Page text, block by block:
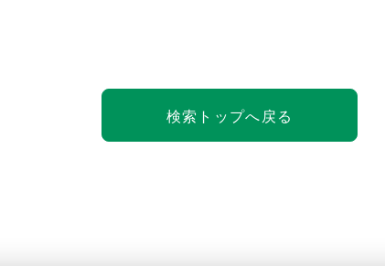
検索トップへ戻る